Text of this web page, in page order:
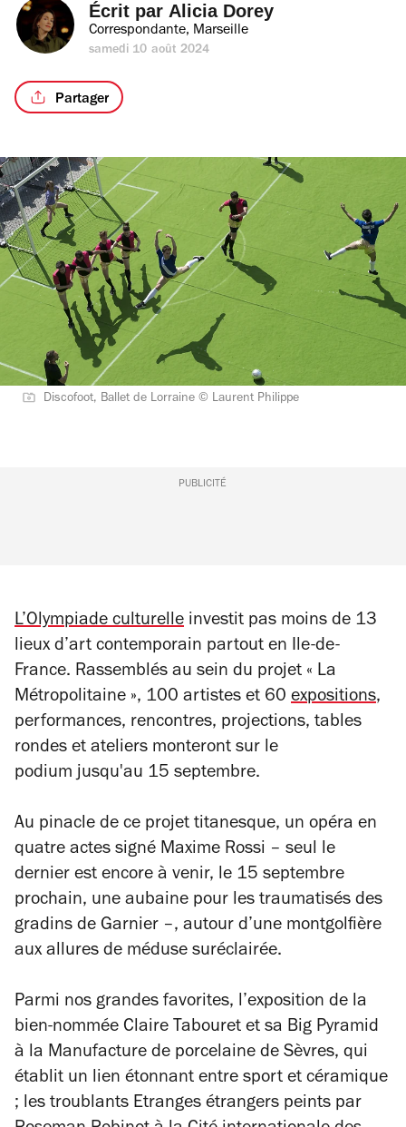
Écrit par Alicia Dorey
Correspondante, Marseille
samedi 10 août 2024
Partager
Discofoot, Ballet de Lorraine © Laurent Philippe
PUBLICITÉ
L’Olympiade culturelle investit pas moins de 13
lieux d’art contemporain partout en Ile-de-
France. Rassemblés au sein du projet « La
Métropolitaine », 100 artistes et 60 expositions,
performances, rencontres, projections, tables
rondes et ateliers monteront sur le
podium jusqu'au 15 septembre.
Au pinacle de ce projet titanesque, un opéra en
quatre actes signé Maxime Rossi – seul le
dernier est encore à venir, le 15 septembre
prochain, une aubaine pour les traumatisés des
gradins de Garnier –, autour d’une montgolfière
aux allures de méduse suréclairée.
Parmi nos grandes favorites, l’exposition de la
bien-nommée Claire Tabouret et sa Big Pyramid
à la Manufacture de porcelaine de Sèvres, qui
établit un lien étonnant entre sport et céramique
; les troublants Etranges étrangers peints par